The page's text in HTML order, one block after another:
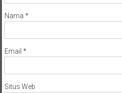
Nama *
Email *
Situs Web